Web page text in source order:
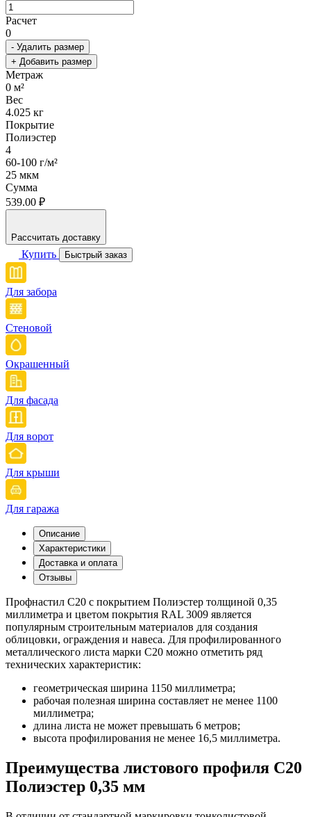
Расчет
0
- Удалить размер
+ Добавить размер
Метраж
0 м²
Вес
4.025 кг
Покрытие
Полиэстер
4
60-100 г/м²
25 мкм
Сумма
539.00 ₽
Рассчитать доставку
Купить Быстрый заказ
Для забора
Стеновой
Окрашенный
Для фасада
Для ворот
Для крыши
Для гаража
Описание
Характеристики
Доставка и оплата
Отзывы
Профнастил С20 с покрытием Полиэстер толщиной 0,35
миллиметра и цветом покрытия RAL 3009 является
популярным строительным материалов для создания
облицовки, ограждения и навеса. Для профилированного
металлического листа марки С20 можно отметить ряд
технических характеристик:
геометрическая ширина 1150 миллиметра;
рабочая полезная ширина составляет не менее 1100
миллиметра;
длина листа не может превышать 6 метров;
высота профилирования не менее 16,5 миллиметра.
Преимущества листового профиля С20
Полиэстер 0,35 мм